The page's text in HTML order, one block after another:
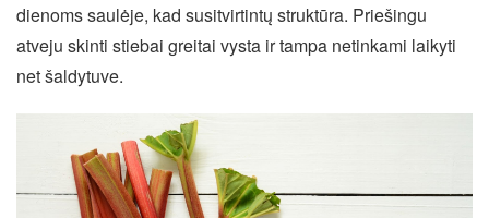
dienoms saulėje, kad susitvirtintų struktūra. Priešingu
atveju skinti stiebai greitai vysta ir tampa netinkami laikyti
net šaldytuve.